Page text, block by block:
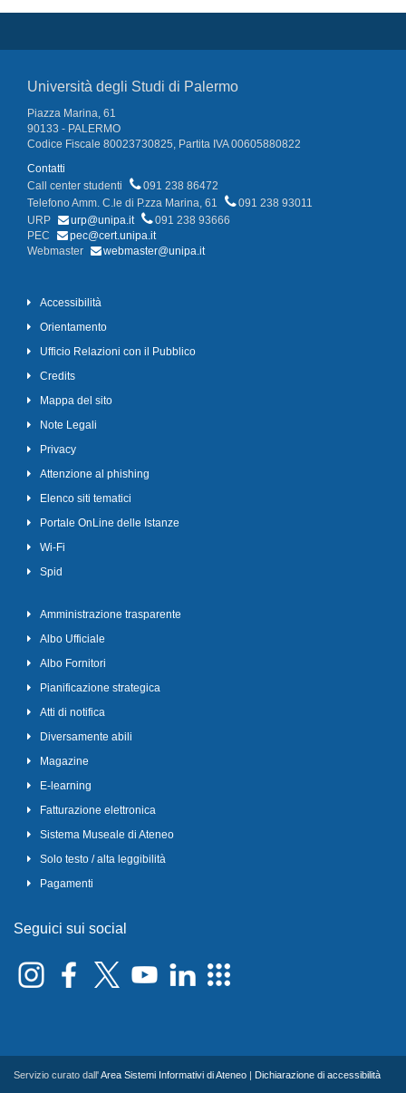
Università degli Studi di Palermo
Piazza Marina, 61
90133 - PALERMO
Codice Fiscale 80023730825, Partita IVA 00605880822
Contatti
Call center studenti
091 238 86472
Telefono Amm. C.le di P.zza Marina, 61
091 238 93011
URP
urp@unipa.it
091 238 93666
PEC
pec@cert.unipa.it
Webmaster
webmaster@unipa.it
Accessibilità
Orientamento
Ufficio Relazioni con il Pubblico
Credits
Mappa del sito
Note Legali
Privacy
Attenzione al phishing
Elenco siti tematici
Portale OnLine delle Istanze
Wi-Fi
Spid
Amministrazione trasparente
Albo Ufficiale
Albo Fornitori
Pianificazione strategica
Atti di notifica
Diversamente abili
Magazine
E-learning
Fatturazione elettronica
Sistema Museale di Ateneo
Solo testo / alta leggibilità
Pagamenti
Seguici sui social
Servizio curato dall'Area Sistemi Informativi di Ateneo Dichiarazione di accessibilità